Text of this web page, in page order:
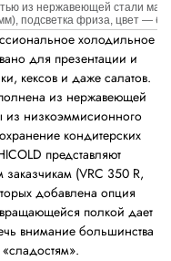
из нержавеющей стали
подсветка фриза, цвет ―
холодильное
для презентации и
кексов и даже салатов.
из нержавеющей
из низкоэммисионного
кондитерских
представляют
(VRC 350 R,
добавлена опция
полкой дает
внимание большинства